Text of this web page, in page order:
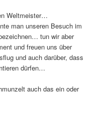
Weltmeister…
man unseren Besuch im
tun wir aber
und freuen uns über
und auch darüber, dass
dürfen…
auch das ein oder